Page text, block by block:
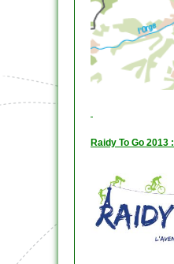
Raidy To Go 2013 :